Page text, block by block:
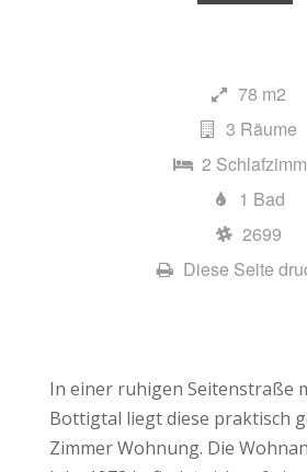
78 m2
3 Räume
2
1 Bad
2699
Diese Seite
In einer ruhigen Seitenstraße
Bottigtal liegt diese praktisch
Zimmer Wohnung. Die